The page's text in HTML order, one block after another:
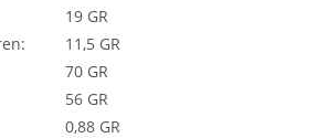
19 GR
11,5 GR
70 GR
56 GR
0,88 GR